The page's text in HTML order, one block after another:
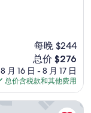
每晚 $244
新
价
格
$276
总价 $276
8 月 16 日 - 8 月 17 日
总价含税款和其他费用